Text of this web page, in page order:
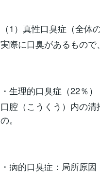
（1）真性口臭症（全体
実際に口臭があるもので
・生理的口臭症（22％）
口腔（こうくう）内の
の。
・病的口臭症：局所原因